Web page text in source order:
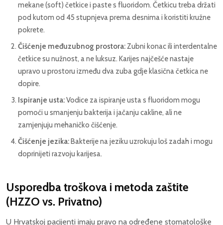
mekane (soft) četkice i paste s fluoridom. Četkicu treba držati
pod kutom od 45 stupnjeva prema desnima i koristiti kružne
pokrete.
Čišćenje međuzubnog prostora:Zubni konac ili interdentalne
četkice su nužnost, a ne luksuz. Karijes najčešće nastaje
upravo u prostoru između dva zuba gdje klasična četkica ne
dopire.
Ispiranje usta:Vodice za ispiranje usta s fluoridom mogu
pomoći u smanjenju bakterija i jačanju cakline, ali ne
zamjenjuju mehaničko čišćenje.
Čišćenje jezika:Bakterije na jeziku uzrokuju loš zadah i mogu
doprinijeti razvoju karijesa.
Usporedba troškova i metoda zaštite
(HZZO vs. Privatno)
U Hrvatskoj pacijenti imaju pravo na određene stomatološke